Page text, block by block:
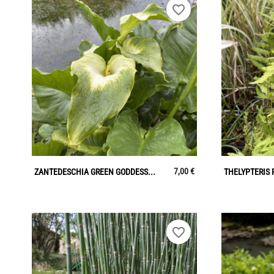
Aperçu rapide
ZANTEDESCHIA GREEN GODDESS... 7,00 €
favorite_border
THELYPTERIS
favorite_border